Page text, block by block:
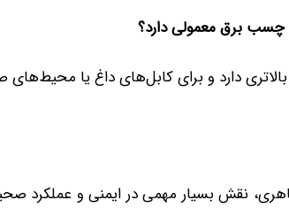
برق معمولی دارد؟
دارد و برای کابل‌های داغ یا
نقش بسیار مهمی در ایمنی و عملکرد